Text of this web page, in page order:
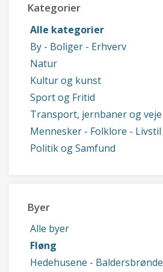
Kategorier
Alle kategorier
By - Boliger - Erhverv
Natur
Kultur og kunst
Sport og Fritid
Transport, jernbaner og veje
Mennesker - Folklore - Livstil
Politik og Samfund
Byer
Alle byer
Fløng
Hedehusene - Baldersbrønde